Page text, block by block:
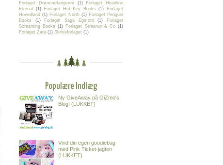
Forlaget Drømmefangeren
(1)
Forlaget Headline
Eternal
(1) Forlaget Hot Key Books (1)
Forlaget
Hovedland (1) Forlaget North (1) Forlaget Penguin
Books
(1) Forlaget Saga Egmont (1)
Forlaget
Screaming Books
(1) Forlaget Straarup & Co (1)
Forlaget Zara (1) Skriveforlaget (1)
Populære Indlæg
Ny GiveAway på GiZmo's
Blog! (LUKKET)
Vind din egen goodiebag
med Pink Ticket-jagten
(LUKKET)